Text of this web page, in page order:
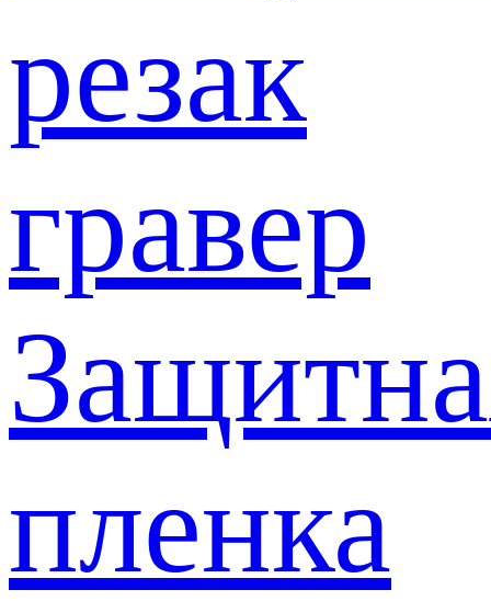
резак
гравер
пленка